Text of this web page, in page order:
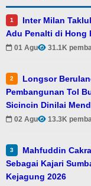
1
Inter Milan
Adu Penalti di Hong
01 Agu 31.1K
2
Longsor
Pembangunan Tol
Sicincin Dinilai
02 Agu 13.3K
3
Mahfuddin
Sebagai Kajari
Kejagung 2026